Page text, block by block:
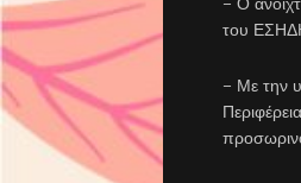
του
– Με την